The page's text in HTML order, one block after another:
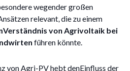
wegender großen
relevant, die zu einem
von Agrivoltaik bei
führen könnte.
von Agri-PV hebt denEinfluss der